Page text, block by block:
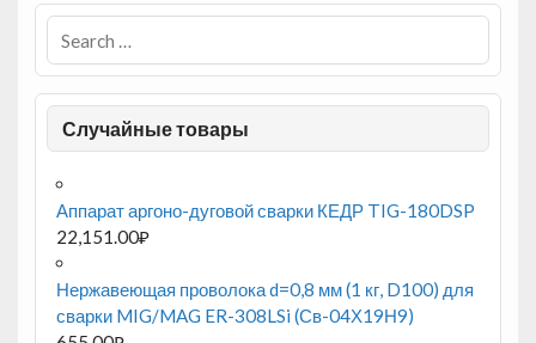
Случайные товары
Аппарат аргоно-дуговой сварки КЕДР TIG-180DSP
22,151.00₽
Нержавеющая проволока d=0,8 мм (1 кг, D100) для
сварки MIG/MAG ER-308LSi (Св-04Х19Н9)